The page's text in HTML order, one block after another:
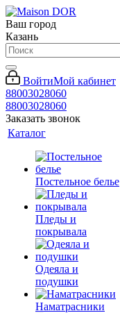
Ваш город
Казань
ВойтиМой кабинет
88003028060
88003028060
Заказать звонок
Каталог
Постельное белье
Пледы и
покрывала
Одеяла и
подушки
Наматрасники